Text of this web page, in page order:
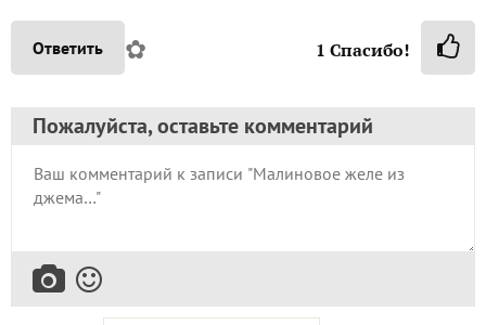
Ответить ✿ 1 Спасибо!
Пожалуйста, оставьте комментарий